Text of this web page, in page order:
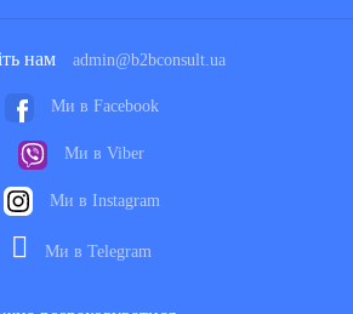
нам admin@b2bconsult.ua
Ми в Facebook
Ми в Viber
Ми в Instagram
Ми в Telegram